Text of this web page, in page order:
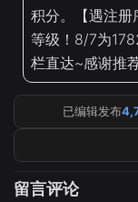
积分。【遇注
等级！8/7为
栏直达~感谢推
已编辑发布
留言评论